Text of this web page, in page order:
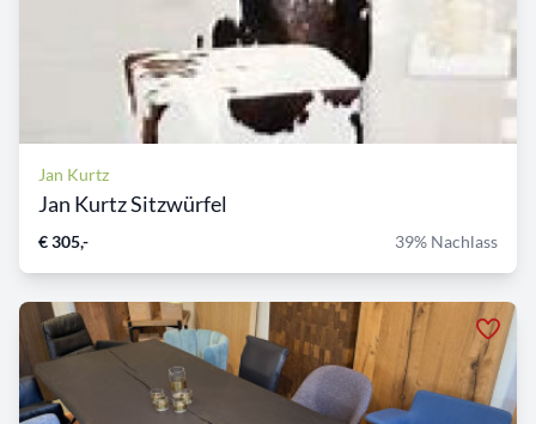
Jan Kurtz
Jan Kurtz Sitzwürfel
€ 305,- 39% Nachlass